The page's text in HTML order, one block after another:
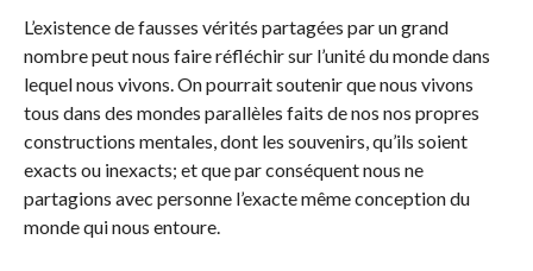
L’existence de fausses vérités partagées par un grand
nombre peut nous faire réfléchir sur l’unité du monde dans
lequel nous vivons. On pourrait soutenir que nous vivons
tous dans des mondes parallèles faits de nos nos propres
constructions mentales, dont les souvenirs, qu’ils soient
exacts ou inexacts; et que par conséquent nous ne
partagions avec personne l’exacte même conception du
monde qui nous entoure.